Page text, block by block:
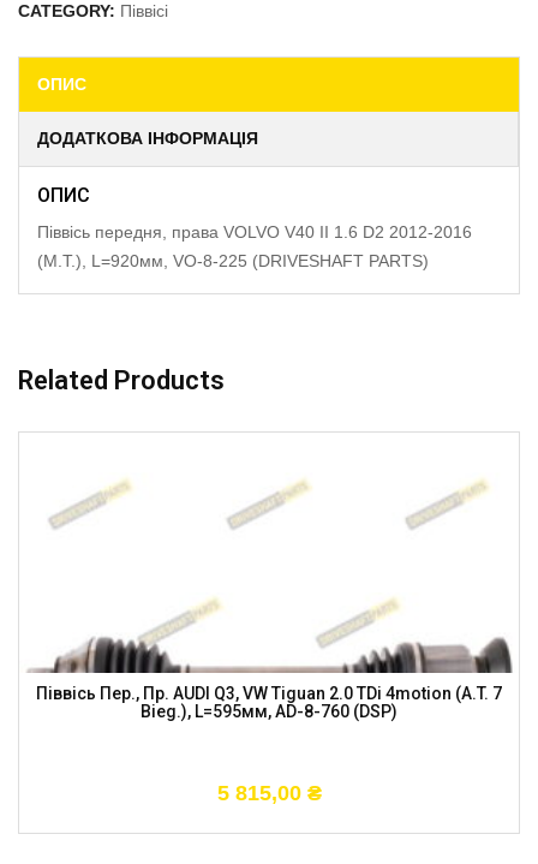
CATEGORY: Піввісі
ОПИС
ДОДАТКОВА ІНФОРМАЦІЯ
ОПИС
Піввісь передня, права VOLVO V40 II 1.6 D2 2012-2016
(M.T.), L=920мм, VO-8-225 (DRIVESHAFT PARTS)
Related Products
Піввісь Пер., Пр. AUDI Q3, VW Tiguan 2.0 TDi 4motion (A.T. 7
Bieg.), L=595мм, AD-8-760 (DSP)
5 815,00 ₴